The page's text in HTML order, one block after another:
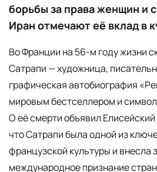
борьбы за права женщин и
Иран отмечают её вклад в
Во Франции на 56-м году жизни
Сатрапи — художница,
графическая автобиография
мировым бестселлером и
О её смерти объявил
что Сатрапи была одной из
французской культуры и внесла
международное признание